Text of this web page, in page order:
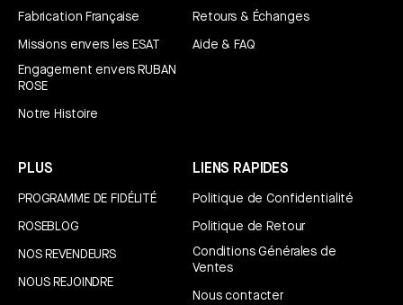
Fabrication Française
Missions envers les ESAT
Engagement envers RUBAN
ROSE
Notre Histoire
Retours & Échanges
Aide & FAQ
PLUS
PROGRAMME DE FIDÉLITÉ
ROSEBLOG
NOS REVENDEURS
NOUS REJOINDRE
LIENS RAPIDES
Politique de Confidentialité
Politique de Retour
Conditions Générales de
Ventes
Nous contacter